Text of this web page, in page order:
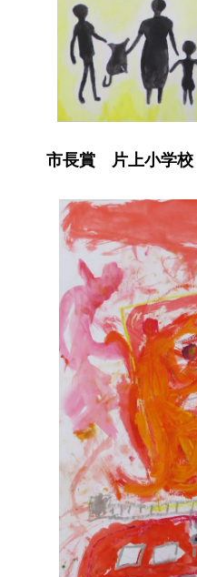
市長賞 片上小学